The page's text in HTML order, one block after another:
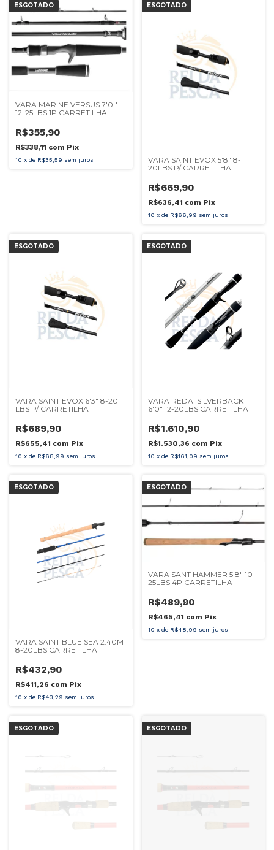
ESGOTADO
VARA MARINE VERSUS 7'0''
12-25LBS 1P CARRETILHA
R$355,90
R$338,11 com Pix
10 x de R$35,59 sem juros
ESGOTADO
VARA SAINT EVOX 5'8" 8-
20LBS P/ CARRETILHA
R$669,90
R$636,41 com Pix
10 x de R$66,99 sem juros
ESGOTADO
VARA SAINT EVOX 6'3" 8-20
LBS P/ CARRETILHA
R$689,90
R$655,41 com Pix
10 x de R$68,99 sem juros
ESGOTADO
VARA REDAI SILVERBACK
6'0" 12-20LBS CARRETILHA
R$1.610,90
R$1.530,36 com Pix
10 x de R$161,09 sem juros
ESGOTADO
VARA SAINT BLUE SEA 2.40M
8-20LBS CARRETILHA
R$432,90
R$411,26 com Pix
10 x de R$43,29 sem juros
ESGOTADO
VARA SANT HAMMER 5'8" 10-
25LBS 4P CARRETILHA
R$489,90
R$465,41 com Pix
10 x de R$48,99 sem juros
ESGOTADO ESGOTADO